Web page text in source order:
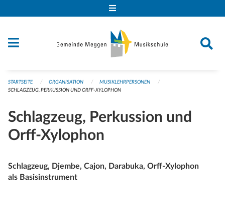
STARTSEITE ORGANISATION
MUSIKLEHRPERSONEN
SCHLAGZEUG, PERKUSSION UND ORFF-XYLOPHON
Schlagzeug, Perkussion und
Orff-Xylophon
Schlagzeug, Djembe, Cajon, Darabuka, Orff-Xylophon
als Basisinstrument